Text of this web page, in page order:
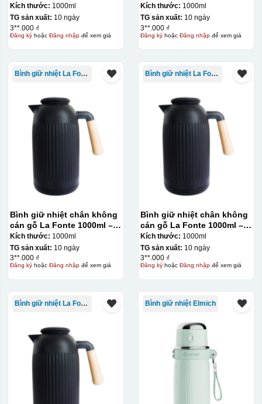
– 011655
Kích thước: 1000ml
TG sản xuất: 10 ngày
3**.000 ₫
Đăng kýhoặc Đăng nhậpđể xem giá
– 011655
Kích thước: 1000ml
TG sản xuất: 10 ngày
3**.000 ₫
Đăng kýhoặc Đăng nhậpđể xem giá
Bình giữ nhiệt La Fonte
Bình giữ nhiệt chân không
cán gỗ La Fonte 1000ml –
011679
Kích thước: 1000ml
TG sản xuất: 10 ngày
3**.000 ₫
Đăng kýhoặc Đăng nhậpđể xem giá
Bình giữ nhiệt La Fonte
Bình giữ nhiệt chân không
cán gỗ La Fonte 1000ml –
011679
Kích thước: 1000ml
TG sản xuất: 10 ngày
3**.000 ₫
Đăng kýhoặc Đăng nhậpđể xem giá
Bình giữ nhiệt La Fonte Bình giữ nhiệt Elmich